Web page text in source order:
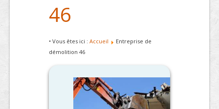
46
• Vous êtes ici : Accueil
Entreprise de
démolition 46